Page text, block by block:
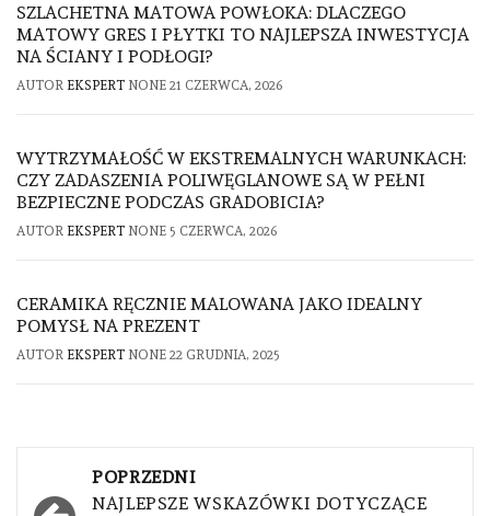
SZLACHETNA MATOWA POWŁOKA: DLACZEGO
MATOWY GRES I PŁYTKI TO NAJLEPSZA INWESTYCJA
NA ŚCIANY I PODŁOGI?
AUTOR EKSPERT NONE 21 CZERWCA, 2026
WYTRZYMAŁOŚĆ W EKSTREMALNYCH WARUNKACH:
CZY ZADASZENIA POLIWĘGLANOWE SĄ W PEŁNI
BEZPIECZNE PODCZAS GRADOBICIA?
AUTOR EKSPERT NONE 5 CZERWCA, 2026
CERAMIKA RĘCZNIE MALOWANA JAKO IDEALNY
POMYSŁ NA PREZENT
AUTOR EKSPERT NONE 22 GRUDNIA, 2025
Nawigacja
POPRZEDNI
NAJLEPSZE WSKAZÓWKI DOTYCZĄCE